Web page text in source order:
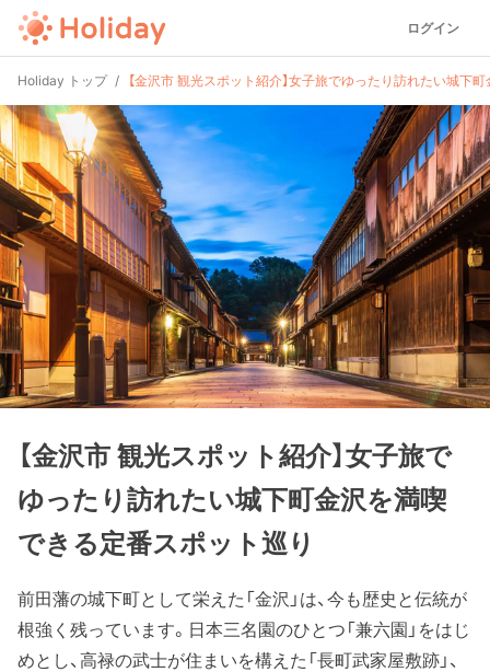
ログイン
Holiday トップ 【金沢市 観光スポット紹介】女子旅でゆったり訪れたい城下
【金沢市 観光スポット紹介】女子旅で
ゆったり訪れたい城下町金沢を満喫
できる定番スポット巡り
前田藩の城下町として栄えた「金沢」は、今も歴史と伝統が
根強く残っています。日本三名園のひとつ「兼六園」をはじ
めとし、高禄の武士が住まいを構えた「長町武家屋敷跡」、